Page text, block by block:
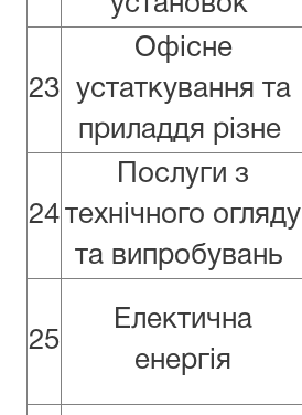
23
Офісне
устаткування та
приладдя різне
24
Послуги з
технічного огляду
та випробувань
25
Електична
енергія